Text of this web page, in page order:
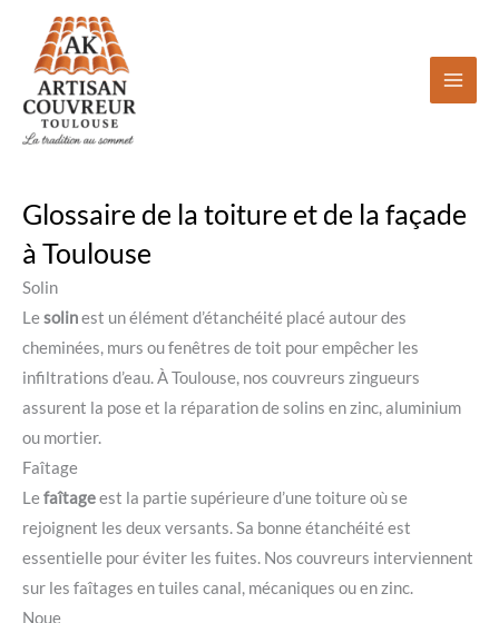
contenu
Glossaire de la toiture et de la façade
à Toulouse
Solin
Lesolinest un élément d’étanchéité placé autour des
cheminées, murs ou fenêtres de toit pour empêcher les
infiltrations d’eau. À Toulouse, nos couvreurs zingueurs
assurent la pose et la réparation de solins en zinc, aluminium
ou mortier.
Faîtage
Lefaîtageest la partie supérieure d’une toiture où se
rejoignent les deux versants. Sa bonne étanchéité est
essentielle pour éviter les fuites. Nos couvreurs interviennent
sur les faîtages en tuiles canal, mécaniques ou en zinc.
Noue